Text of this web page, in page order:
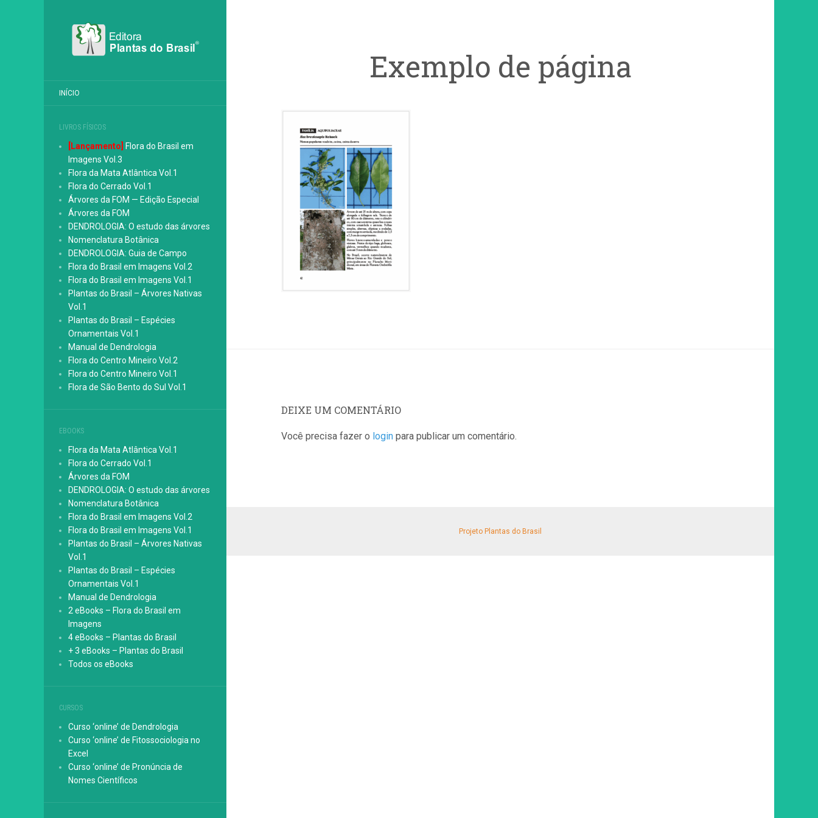
INÍCIO
LIVROS FÍSICOS
[Lançamento]
Flora do Brasil em
Imagens Vol.3
Flora da Mata Atlântica Vol.1
Flora do Cerrado Vol.1
Árvores da FOM — Edição Especial
Árvores da FOM
DENDROLOGIA: O estudo das árvores
Nomenclatura Botânica
DENDROLOGIA: Guia de Campo
Flora do Brasil em Imagens Vol.2
Flora do Brasil em Imagens Vol.1
Plantas do Brasil – Árvores Nativas
Vol.1
Plantas do Brasil – Espécies
Ornamentais Vol.1
Manual de Dendrologia
Flora do Centro Mineiro Vol.2
Flora do Centro Mineiro Vol.1
Flora de São Bento do Sul Vol.1
EBOOKS
Flora da Mata Atlântica Vol.1
Flora do Cerrado Vol.1
Árvores da FOM
DENDROLOGIA: O estudo das árvores
Nomenclatura Botânica
Flora do Brasil em Imagens Vol.2
Flora do Brasil em Imagens Vol.1
Plantas do Brasil – Árvores Nativas
Vol.1
Plantas do Brasil – Espécies
Ornamentais Vol.1
Manual de Dendrologia
2 eBooks – Flora do Brasil em
Imagens
4 eBooks – Plantas do Brasil
+ 3 eBooks – Plantas do Brasil
Todos os eBooks
CURSOS
Curso ‘online’ de Dendrologia
Curso ‘online’ de Fitossociologia no
Excel
Curso ‘online’ de Pronúncia de
Nomes Científicos
Exemplo de página
DEIXE UM COMENTÁRIO
Você precisa fazer o login para publicar um comentário.
Projeto Plantas do Brasil